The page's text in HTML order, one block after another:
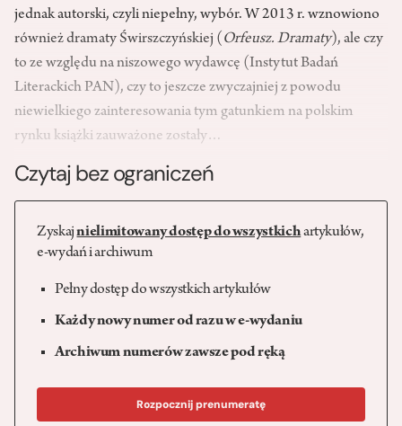
jednak autorski, czyli niepełny, wybór. W 2013 r. wznowiono
również dramaty Świrszczyńskiej ( Orfeusz. Dramaty), ale czy
to ze względu na niszowego wydawcę (Instytut Badań
Literackich PAN), czy to jeszcze zwyczajniej z powodu
niewielkiego zainteresowania tym gatunkiem na polskim
rynku książki zauważone zostały…
Czytaj bez ograniczeń
Zyskajnielimitowany dostęp do wszystkichartykułów,
e-wydań i archiwum
Pełny dostęp do wszystkich artykułów
Każdy nowy numer od razu w e-wydaniu
Archiwum numerów zawsze pod ręką
Rozpocznij prenumeratę